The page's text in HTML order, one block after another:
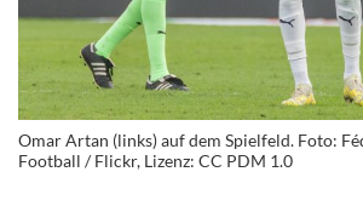
Omar Artan (links) auf dem Spielfeld. Foto:
Football / Flickr, Lizenz: CC PDM 1.0